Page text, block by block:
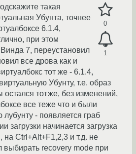
0
1
такая
Убунта, точнее
6.1.4,
при этом
7, переустановил
все дрова как и
тот же - 6.1.4,
Убунту, т.е. образ
остался тотже, без изменений,
все теже что и были
лубунту - появляется граб
загрузки начинается загрузка
на Ctrl+Alt+F1,2,3 и т.д. не
выбирать recovery mode при